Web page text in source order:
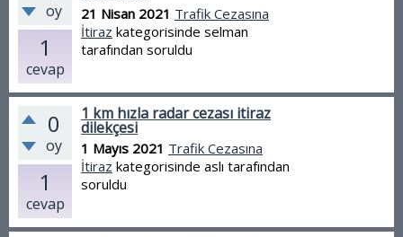
oy
1
cevap
21 Nisan 2021 Trafik Cezasına
İtiraz kategorisinde selman
tarafından soruldu
0
oy
1
cevap
1 km hızla radar cezası itiraz
dilekçesi
1 Mayıs 2021 Trafik Cezasına
İtiraz kategorisinde aslı tarafından
soruldu